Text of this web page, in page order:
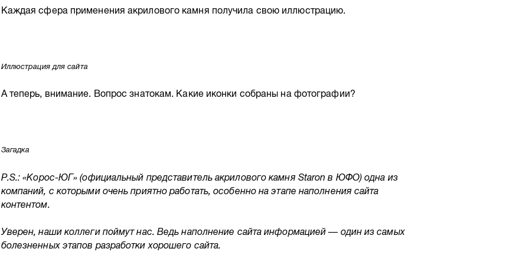
Каждая сфера применения акрилового камня получила свою иллюстрацию.
Иллюстрация для сайта
А теперь, внимание. Вопрос знатокам. Какие иконки собраны на фотографии?
Загадка
P.S.: «Корос-ЮГ» (официальный представитель акрилового камня Staron в ЮФО) одна из
компаний, с которыми очень приятно работать, особенно на этапе наполнения сайта
контентом.
Уверен, наши коллеги поймут нас. Ведь наполнение сайта информацией — один из самых
болезненных этапов разработки хорошего сайта.